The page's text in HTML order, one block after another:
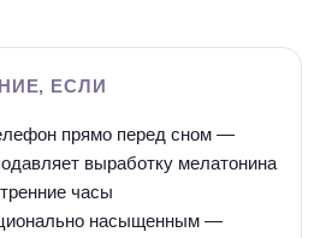
ЕСЛИ
прямо перед сном —
выработку мелатонина
часы
насыщенным —